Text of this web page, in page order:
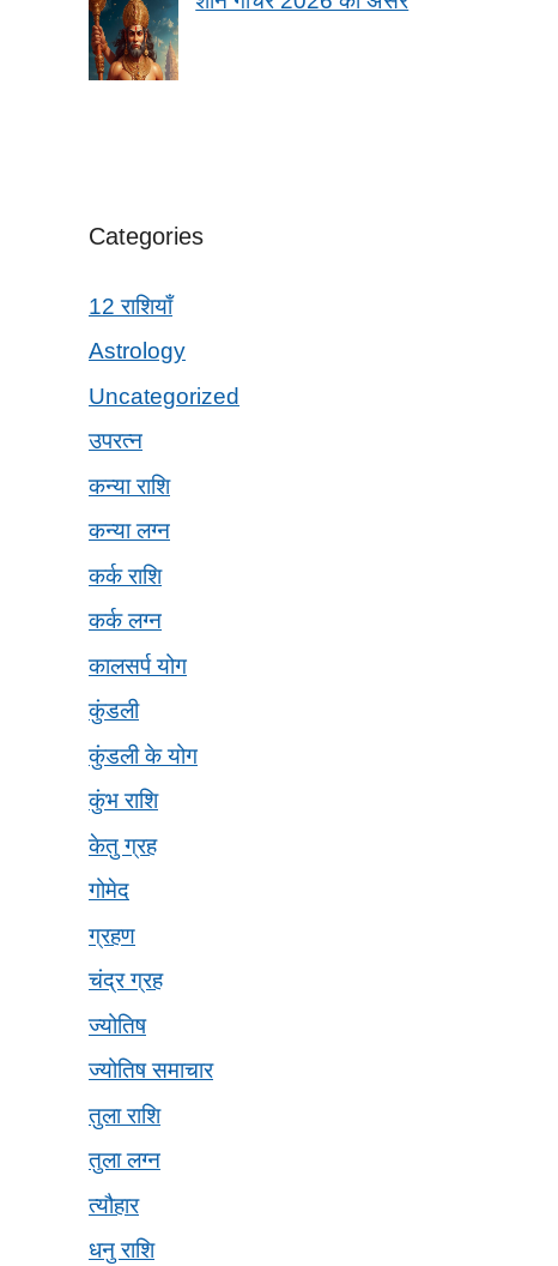
Categories
12 राशियाँ
Astrology
Uncategorized
उपरत्न
कन्या राशि
कन्या लग्न
कर्क राशि
कर्क लग्न
कालसर्प योग
कुंडली
कुंडली के योग
कुंभ राशि
केतु ग्रह
गोमेद
ग्रहण
चंद्र ग्रह
ज्योतिष
ज्योतिष समाचार
तुला राशि
तुला लग्न
त्यौहार
धनु राशि